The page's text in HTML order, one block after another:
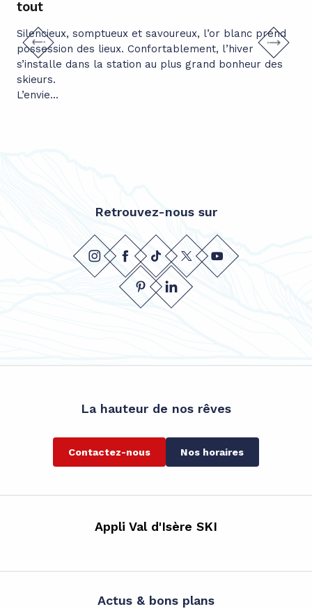
tout
Silencieux, somptueux et savoureux, l’or blanc prend
possession des lieux. Confortablement, l’hiver
s’installe dans la station au plus grand bonheur des
skieurs.
L’envie...
Retrouvez-nous sur
La hauteur de nos rêves
Contactez-nous Nos horaires
Appli Val d'Isère SKI
Actus & bons plans